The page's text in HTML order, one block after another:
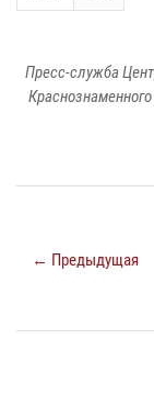
Пресс-служба
← Предыдущая